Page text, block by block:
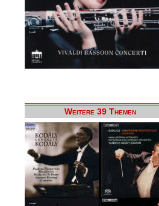
Weitere 39 Themen